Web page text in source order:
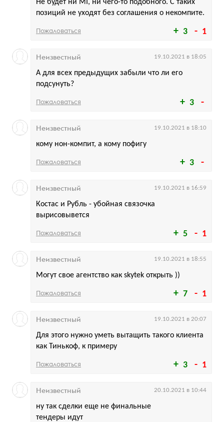
3 1
Не будет ни MI, ни чего-то подобного. С таких
позиций не уходят без соглашения о некомпите.
Пожаловаться
3
А для всех предыдущих забыли что ли его
подсунуть?
Неизвестный 19.10.2021 в 18:05
Пожаловаться
3
кому нон-компит, а кому пофигу
Неизвестный 19.10.2021 в 18:10
Пожаловаться
5 1
Костас и Рубль - убойная связочка
вырисовывется
Неизвестный 19.10.2021 в 16:59
Пожаловаться
7 1
Могут свое агентство как skytek открыть ))
Неизвестный 19.10.2021 в 18:55
Пожаловаться
3 1
Для этого нужно уметь вытащить такого клиента
как Тинькоф, к примеру
Неизвестный 19.10.2021 в 20:07
Пожаловаться
ну так сделки еще не финальные
тендеры идут
Неизвестный 20.10.2021 в 10:44